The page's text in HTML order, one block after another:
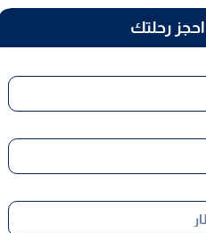
احجز رحلتك